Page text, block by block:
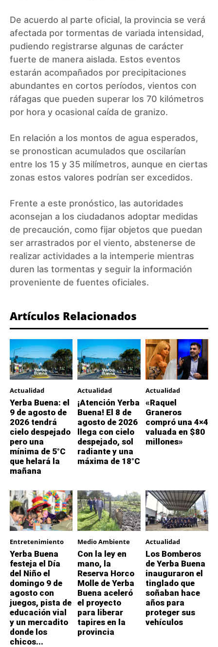
De acuerdo al parte oficial, la provincia se verá
afectada por tormentas de variada intensidad,
pudiendo registrarse algunas de carácter
fuerte de manera aislada. Estos eventos
estarán acompañados por precipitaciones
abundantes en cortos períodos, vientos con
ráfagas que pueden superar los 70 kilómetros
por hora y ocasional caída de granizo.
En relación a los montos de agua esperados,
se pronostican acumulados que oscilarían
entre los 15 y 35 milímetros, aunque en ciertas
zonas estos valores podrían ser excedidos.
Frente a este pronóstico, las autoridades
aconsejan a los ciudadanos adoptar medidas
de precaución, como fijar objetos que puedan
ser arrastrados por el viento, abstenerse de
realizar actividades a la intemperie mientras
duren las tormentas y seguir la información
proveniente de fuentes oficiales.
Artículos Relacionados
Actualidad
Yerba Buena: el
9 de agosto de
2026 tendrá
cielo despejado
pero una
mínima de 5°C
que helará la
mañana
Actualidad
¡Atención Yerba
Buena! El 8 de
agosto de 2026
llega con cielo
despejado, sol
radiante y una
máxima de 18°C
Actualidad
«Raquel
Graneros
compró una 4×4
valuada en $80
millones»
Entretenimiento
Yerba Buena
festeja el Día
del Niño el
domingo 9 de
agosto con
juegos, pista de
educación vial
y un mercadito
donde los
chicos...
Medio Ambiente
Con la ley en
mano, la
Reserva Horco
Molle de Yerba
Buena aceleró
el proyecto
para liberar
tapires en la
provincia
Actualidad
Los Bomberos
de Yerba Buena
inauguraron el
tinglado que
soñaban hace
años para
proteger sus
vehículos